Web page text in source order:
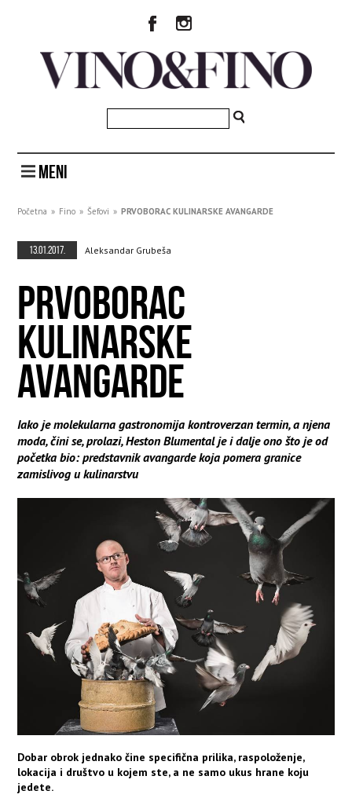
MENI
Početna » Fino » Šefovi » PRVOBORAC KULINARSKE AVANGARDE
13.01.2017. Aleksandar Grubeša
PRVOBORAC
KULINARSKE
AVANGARDE
Iako je molekularna gastronomija kontroverzan termin, a njena
moda, čini se, prolazi, Heston Blumental je i dalje ono što je od
početka bio: predstavnik avangarde koja pomera granice
zamislivog u kulinarstvu
Dobar obrok jednako čine specifična prilika, raspoloženje,
lokacija i društvo u kojem ste, a ne samo ukus hrane koju
jedete.